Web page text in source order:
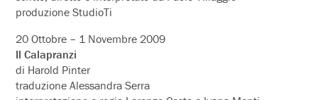
produzione StudioTi
20 Ottobre – 1 Novembre 2009
Il Calapranzi
di Harold Pinter
traduzione Alessandra Serra